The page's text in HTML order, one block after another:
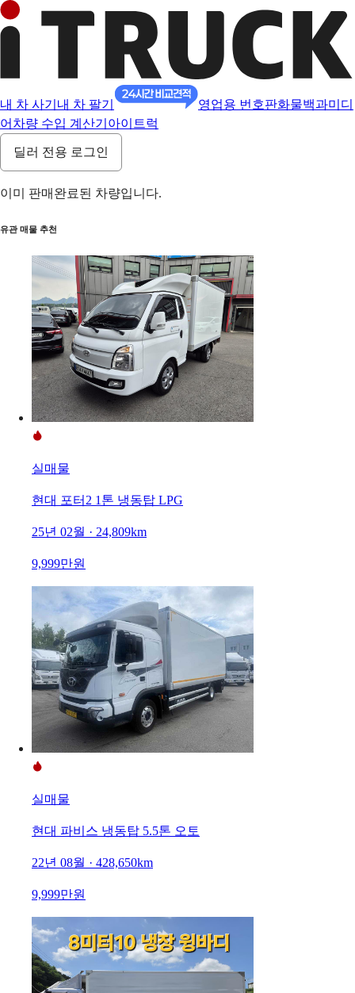
내 차 사기 내 차 팔기 영업용 번호판화물백과미디
어 차량 수입 계산기 아이트럭
딜러 전용 로그인
이미 판매완료된 차량입니다.
유관 매물 추천
실매물
현대 포터2 1톤 냉동탑 LPG
25년 02월 · 24,809km
9,999만원
실매물
현대 파비스 냉동탑 5.5톤 오토
22년 08월 · 428,650km
9,999만원